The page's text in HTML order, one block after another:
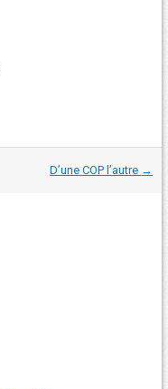
D’une COP l’autre →